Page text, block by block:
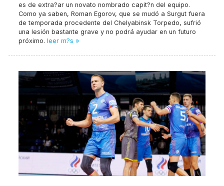
es de extra?ar un novato nombrado capit?n del equipo.
Como ya saben, Roman Egorov, que se mudó a Surgut fuera
de temporada procedente del Chelyabinsk Torpedo, sufrió
una lesión bastante grave y no podrá ayudar en un futuro
próximo. leer m?s »